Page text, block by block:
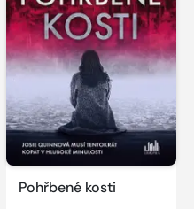
Pohřbené kosti